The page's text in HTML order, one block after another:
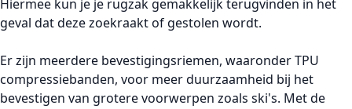
Hiermee kun je je rugzak gemakkelijk terugvinden in het
geval dat deze zoekraakt of gestolen wordt.
Er zijn meerdere bevestigingsriemen, waaronder TPU
compressiebanden, voor meer duurzaamheid bij het
bevestigen van grotere voorwerpen zoals ski's. Met de